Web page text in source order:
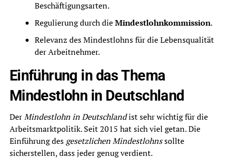
Beschäftigungsarten.
Regulierung durch dieMindestlohnkommission.
Relevanz des Mindestlohns für die Lebensqualität
der Arbeitnehmer.
Einführung in das Thema
Mindestlohn in Deutschland
DerMindestlohn in Deutschlandist sehr wichtig für die
Arbeitsmarktpolitik. Seit 2015 hat sich viel getan. Die
Einführung des gesetzlichen Mindestlohnssollte
sicherstellen, dass jeder genug verdient.